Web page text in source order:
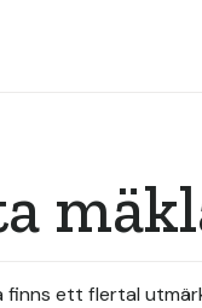
ett flertal